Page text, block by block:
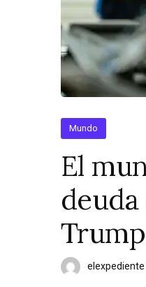
Mundo
El
Trump
elexpediente